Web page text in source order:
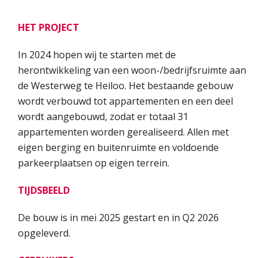
HET PROJECT
In 2024 hopen wij te starten met de
herontwikkeling van een woon-/bedrijfsruimte aan
de Westerweg te Heiloo. Het bestaande gebouw
wordt verbouwd tot appartementen en een deel
wordt aangebouwd, zodat er totaal 31
appartementen worden gerealiseerd. Allen met
eigen berging en buitenruimte en voldoende
parkeerplaatsen op eigen terrein.
TIJDSBEELD
De bouw is in mei 2025 gestart en in Q2 2026
opgeleverd.